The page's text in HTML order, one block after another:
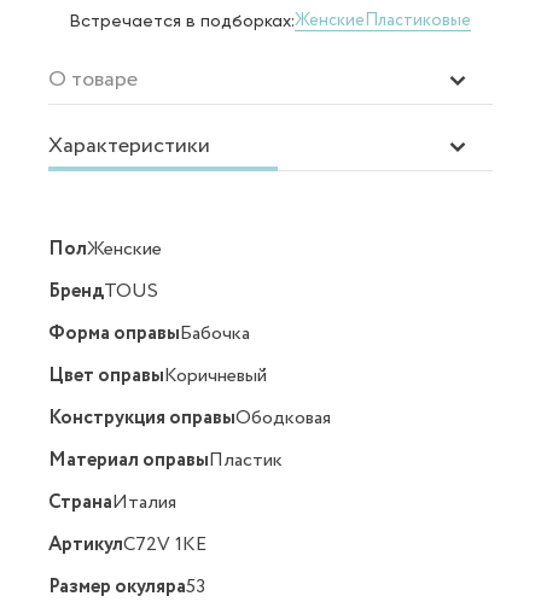
Встречается в подборках:ЖенскиеПластиковые
О товаре
Характеристики
ПолЖенские
БрендTOUS
Форма оправыБабочка
Цвет оправыКоричневый
Конструкция оправыОбодковая
Материал оправыПластик
СтранаИталия
АртикулC72V 1KE
Размер окуляра53